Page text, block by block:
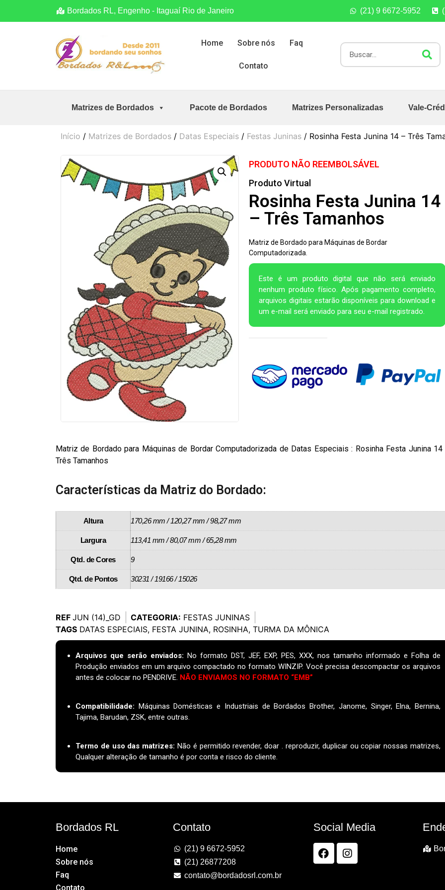
Bordados RL, Engenho - Itaguaí Rio de Janeiro (21) 9 6672-5952
Home Sobre nós Faq
Contato
Matrizes de Bordados Pacote de Bordados Matrizes Personalizadas Vale-
Início / Matrizes de Bordados / Datas Especiais / Festas Juninas / Rosinha Festa Junina 14 – Três
PRODUTO NÃO REEMBOLSÁVEL
Produto Virtual
Rosinha Festa Junina 14
– Três Tamanhos
Matriz de Bordado para Máquinas de Bordar
Computadorizada.
Este é um produto digital que não será enviado
nenhum produto físico. Após pagamento completo,
arquivos digitais estarão disponíveis para download e
um e-mail será enviado para seu e-mail registrado.
Matriz de Bordado para Máquinas de Bordar Computadorizada de Datas Especiais : Rosinha Festa Junina
Três Tamanhos
Características da Matriz do Bordado:
Altura 170,26 mm / 120,27 mm / 98,27 mm
Largura 113,41 mm / 80,07 mm / 65,28 mm
Qtd. de Cores 9
Qtd. de Pontos 30231 / 19166 / 15026
REF JUN (14)_GD CATEGORIA: FESTAS JUNINAS
TAGS DATAS ESPECIAIS, FESTA JUNINA, ROSINHA, TURMA DA MÔNICA
Arquivos que serão enviados: No formato DST, JEF, EXP, PES, XXX, nos tamanho informado e Folha de
Produção enviados em um arquivo compactado no formato WINZIP. Você precisa descompactar os arquivos
antes de colocar no PENDRIVE. NÃO ENVIAMOS NO FORMATO “EMB”
Compatibilidade: Máquinas Domésticas e Industriais de Bordados Brother, Janome, Singer, Elna, Bernina,
Tajima, Barudan, ZSK, entre outras.
Termo de uso das matrizes: Não é permitido revender, doar . reproduzir, duplicar ou copiar nossas matrizes,
Qualquer alteração de tamanho é por conta e risco do cliente.
Bordados RL
Home
Sobre nós
Faq
Contato
Contato
(21) 9 6672-5952
(21) 26877208
contato@bordadosrl.com.br
Social Media